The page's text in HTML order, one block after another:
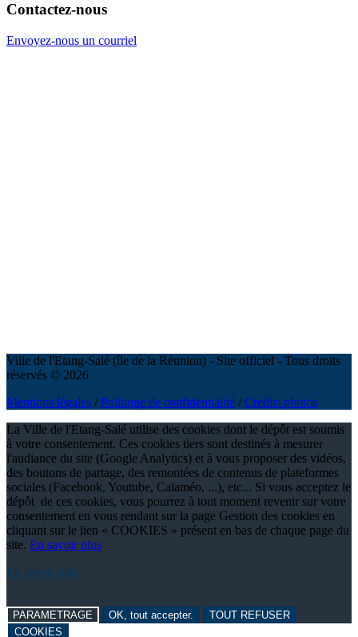
Contactez-nous
Envoyez-nous un courriel
Ville de l'Etang-Salé (île de la Réunion) - Site officiel - Tous droits
réservés © 2026
Mentions légales /Politique de confidentialité /Crédits photos
La Ville de l'Etang-Salé utilise des cookies dont le dépôt est soumis
à votre consentement. Ces cookies tiers sont destinés à mesurer
l'audiance du site (Google Analytics) et à vous proposer des vidéos,
des boutons de partage, des remontées de contenus de plateformes
sociales (Facebook, Youtube, Calaméo, ...), etc... Si vous acceptez le
dépôt de ces cookies, vous pourrez à tout moment revenir sur votre
consentement en vous rendant sur la page Gestion des cookies en
cliquant sur le lien « COOKIES » présent en bas de chaque page du
site. En savoir plus
En savoir plus
PARAMETRAGE OK, tout accepter.
TOUT REFUSER
COOKIES